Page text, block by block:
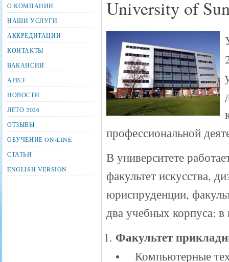
University of
профессиональной
В университете
факультет искусства,
юриспруденции,
два учебных корпуса:
Факультет
• Компьютерные
О КОМПАНИИ
НАШИ УСЛУГИ
АККРЕДИТАЦИИ
КОНТАКТЫ
ВАКАНСИИ
АРВЭ
НОВОСТИ
ЛЕТО 2026
ОТЗЫВЫ
ОБУЧЕНИЕ ON-LINE
СТАТЬИ
ENGLISH VERSION